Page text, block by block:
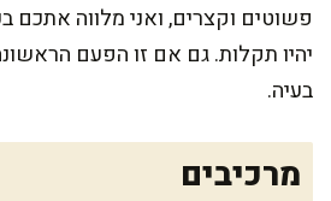
פשוטים וקצרים, ואני מלווה אתכם
יהיו תקלות. גם אם זו הפעם
בעיה.
מרכיבים